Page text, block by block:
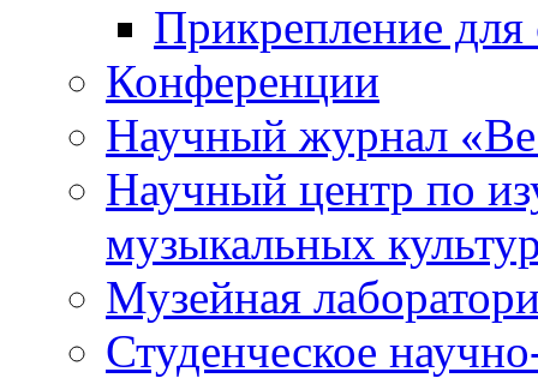
Прикрепление для
Конференции
Научный журнал
Научный центр по
музыкальных
Музейная
Студенческое